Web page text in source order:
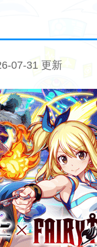
ント
07-31 更新